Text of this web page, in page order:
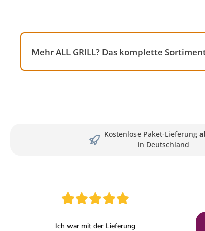
Mehr ALL GRILL? Das komplette
Kostenlose Paket-Lieferung
in Deutschland